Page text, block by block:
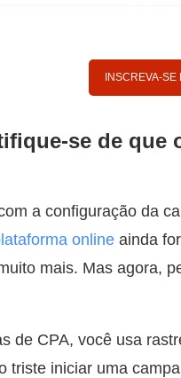
INSCREVA-
se de que
a configuração da
online ainda
mais. Mas agora,
de CPA, você usa
triste iniciar uma